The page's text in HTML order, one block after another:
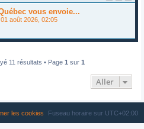
vous envoie...
01 août 2026, 02:05
11 résultats • Page 1 sur 1
Aller
Fuseau horaire sur UTC+02:00
les cookies